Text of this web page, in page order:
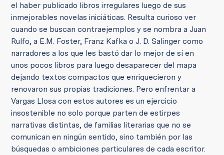
el haber publicado libros irregulares luego de sus
inmejorables novelas iniciáticas. Resulta curioso ver
cuando se buscan contraejemplos y se nombra a Juan
Rulfo, a E.M. Foster, Franz Kafka o J. D. Salinger como
narradores a los que les bastó dar lo mejor de sí en
unos pocos libros para luego desaparecer del mapa
dejando textos compactos que enriquecieron y
renovaron sus propias tradiciones. Pero enfrentar a
Vargas Llosa con estos autores es un ejercicio
insostenible no solo porque parten de estirpes
narrativas distintas, de familias literarias que no se
comunican en ningún sentido, sino también por las
búsquedas o ambiciones particulares de cada escritor.